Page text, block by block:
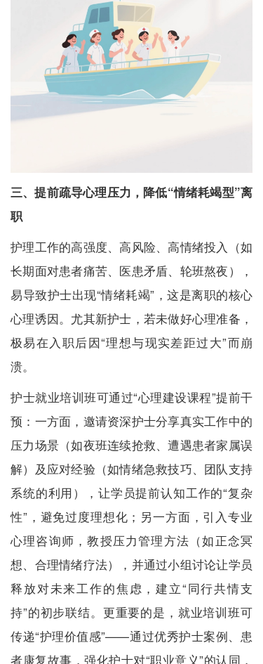
三、提前疏导心理压力，降低“情绪耗竭型”离
职
护理工作的高强度、高风险、高情绪投入（如
长期面对患者痛苦、医患矛盾、轮班熬夜），
易导致护士出现“情绪耗竭”，这是离职的核心
心理诱因。尤其新护士，若未做好心理准备，
极易在入职后因“理想与现实差距过大”而崩
溃。
护士就业培训班可通过“心理建设课程”提前干
预：一方面，邀请资深护士分享真实工作中的
压力场景（如夜班连续抢救、遭遇患者家属误
解）及应对经验（如情绪急救技巧、团队支持
系统的利用），让学员提前认知工作的“复杂
性”，避免过度理想化；另一方面，引入专业
心理咨询师，教授压力管理方法（如正念冥
想、合理情绪疗法），并通过小组讨论让学员
释放对未来工作的焦虑，建立“同行共情支
持”的初步联结。更重要的是，就业培训班可
传递“护理价值感”——通过优秀护士案例、患
者康复故事，强化护士对“职业意义”的认同，